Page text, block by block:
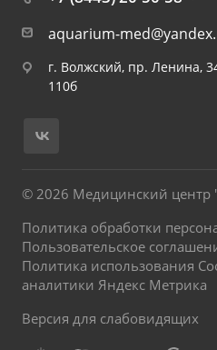
aquarium-
г. Волжский, пр. Ленина,
110б
© 2026 Медицинский центр
Политика обработки
Пользовательское
Политика использования
аналитики Яндекс Метрика
Версия для слабовидящих